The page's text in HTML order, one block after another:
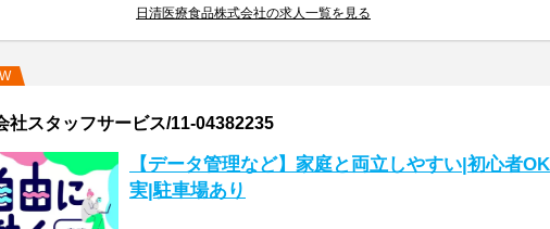
日清医療食品株式会社の求人一覧を見る
社スタッフサービス/11-04382235
【データ管理など】家庭と両立しやすい|初心者
実|駐車場あり